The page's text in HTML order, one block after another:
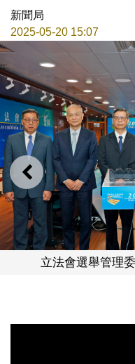
新聞局
2025-05-20 15:07
上一則
立法會選舉管理